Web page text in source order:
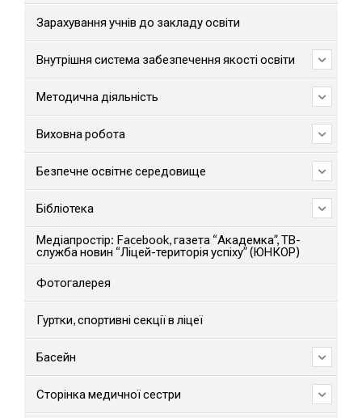
Зарахування учнів до закладу освіти
Внутрішня система забезпечення якості освіти
Методична діяльність
Виховна робота
Безпечне освітнє середовище
Бібліотека
Медіапростір: Facebook, газета “Академка”, ТВ-
служба новин “Ліцей-територія успіху” (ЮНКОР)
Фотогалерея
Гуртки, спортивні секції в ліцеї
Басейн
Сторінка медичної сестри